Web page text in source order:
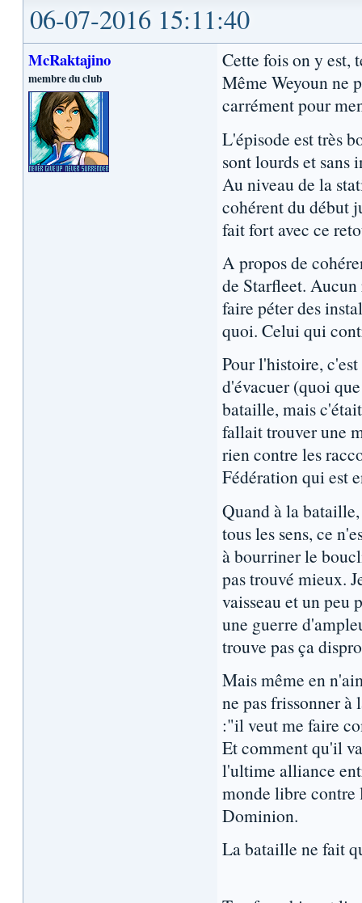
06-07-2016 15:11:40
McRaktajino
membre du club
Cette fois on y est,
Même Weyoun ne
carrément pour
L'épisode est très
sont lourds et sans
Au niveau de la
cohérent du début
fait fort avec ce
A propos de
de Starfleet.
faire péter des
quoi. Celui qui
Pour l'histoire,
d'évacuer (quoi
bataille, mais
fallait trouver une
rien contre les
Fédération qui est
Quand à la
tous les sens, ce
à bourriner le
pas trouvé mieux.
vaisseau et un peu
une guerre
trouve pas ça
Mais même en
ne pas frissonner à
:"il veut me faire
Et comment qu'il
l'ultime alliance
monde libre contre
Dominion.
La bataille ne fait